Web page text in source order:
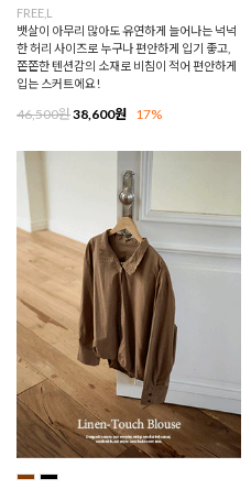
FREE,L
뱃살이 아무리 많아도 유연하게 늘어나는 넉넉
한 허리 사이즈로 누구나 편안하게 입기 좋고,
쫀쫀한 텐션감의 소재로 비침이 적어 편안하게
입는 스커트에요!
46,500원38,600원 17%